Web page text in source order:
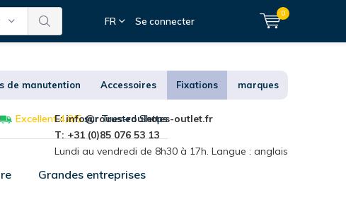
FR Se connecter
0
de manutention Accessoires Fixations marques
Excellent 4,8/5sur Trusted Shops
E:info@roues-roulettes-outlet.fr
T: +31 (0)85 076 53 13
Lundi au vendredi de 8h30 à 17h. Langue : anglais
Grandes entreprises